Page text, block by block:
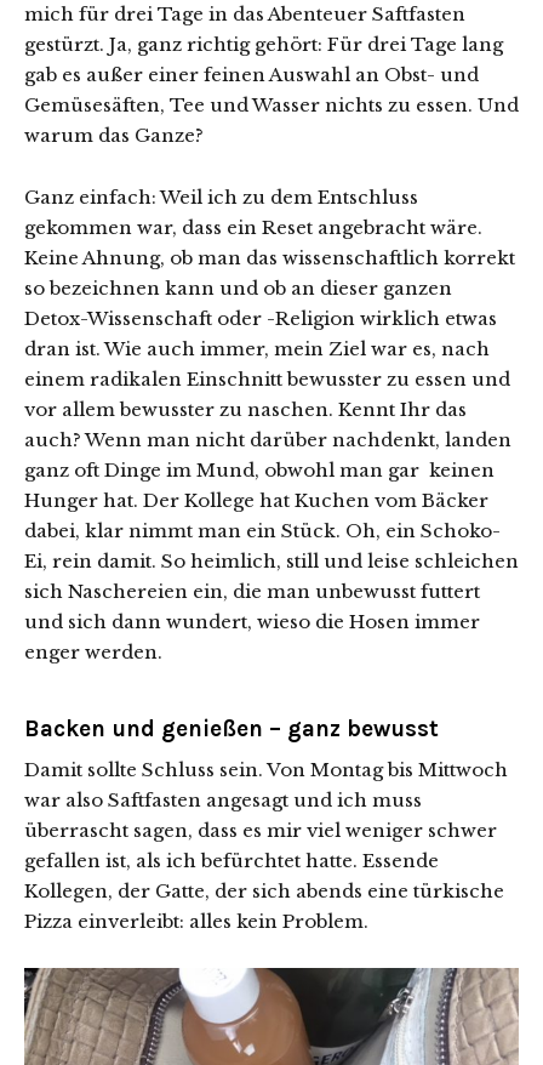
mich für drei Tage in das Abenteuer Saftfasten
gestürzt. Ja, ganz richtig gehört: Für drei Tage lang
gab es außer einer feinen Auswahl an Obst- und
Gemüsesäften, Tee und Wasser nichts zu essen. Und
warum das Ganze?
Ganz einfach: Weil ich zu dem Entschluss
gekommen war, dass ein Reset angebracht wäre.
Keine Ahnung, ob man das wissenschaftlich korrekt
so bezeichnen kann und ob an dieser ganzen
Detox-Wissenschaft oder -Religion wirklich etwas
dran ist. Wie auch immer, mein Ziel war es, nach
einem radikalen Einschnitt bewusster zu essen und
vor allem bewusster zu naschen. Kennt Ihr das
auch? Wenn man nicht darüber nachdenkt, landen
ganz oft Dinge im Mund, obwohl man gar keinen
Hunger hat. Der Kollege hat Kuchen vom Bäcker
dabei, klar nimmt man ein Stück. Oh, ein Schoko-
Ei, rein damit. So heimlich, still und leise schleichen
sich Naschereien ein, die man unbewusst futtert
und sich dann wundert, wieso die Hosen immer
enger werden.
Backen und genießen – ganz bewusst
Damit sollte Schluss sein. Von Montag bis Mittwoch
war also Saftfasten angesagt und ich muss
überrascht sagen, dass es mir viel weniger schwer
gefallen ist, als ich befürchtet hatte. Essende
Kollegen, der Gatte, der sich abends eine türkische
Pizza einverleibt: alles kein Problem.